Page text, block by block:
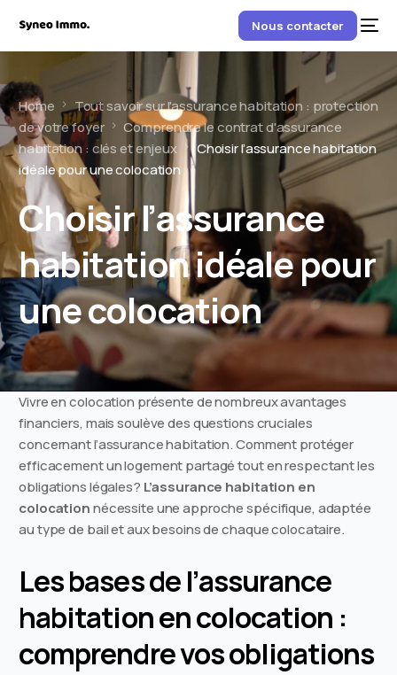
Nous contacter
Home
Tout savoir sur l'assurance habitation : protection
de votre foyer
Comprendre le contrat d'assurance
habitation : clés et enjeux
Choisir l’assurance habitation
idéale pour une colocation
Choisir l’assurance
habitation idéale pour
une colocation
Vivre en colocation présente de nombreux avantages
financiers, mais soulève des questions cruciales
concernant l’assurance habitation. Comment protéger
efficacement un logement partagé tout en respectant les
obligations légales? L’assurance habitation en
colocationnécessite une approche spécifique, adaptée
au type de bail et aux besoins de chaque colocataire.
Les bases de l’assurance
habitation en colocation :
comprendre vos obligations